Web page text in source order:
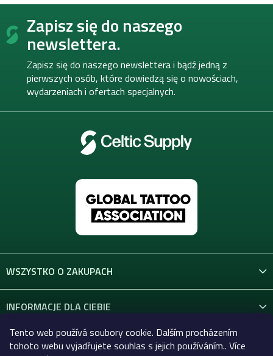
Tento web používá soubory cookie. Dalším procházením
tohoto webu vyjadřujete souhlas s jejich používáním.. Více
S
Zapisz się do naszego
newslettera.
Zapisz się do naszego newslettera i bądź jedną z
pierwszych osób, które dowiedzą się o nowościach,
wydarzeniach i ofertach specjalnych.
WSZYSTKO O ZAKUPACH
INFORMACJE DLA CIEBIE
KONTAKT